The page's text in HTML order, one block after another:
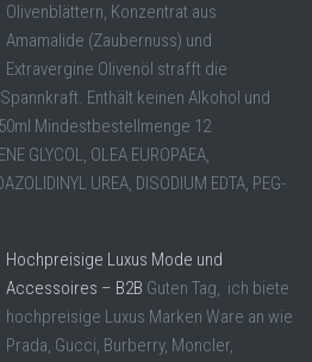
Olivenblättern, Konzentrat aus
Amamalide (Zaubernuss) und
Extravergine Olivenöl strafft die
Enthält keinen Alkohol und
Mindestbestellmenge 12
GLYCOL, OLEA EUROPAEA,
UREA, DISODIUM EDTA, PEG-
Hochpreisige Luxus Mode und
Accessoires – B2B Guten Tag, ich biete
hochpreisige Luxus Marken Ware an wie
Prada, Gucci, Burberry, Moncler,